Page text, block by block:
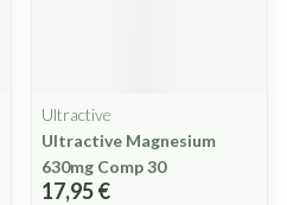
Ultractive
Ultractive Magnesium
630mg Comp 30
17,95 €